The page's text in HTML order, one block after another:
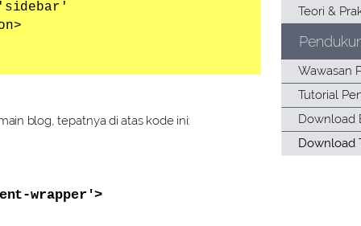
blog, tepatnya di atas kode ini:
wrapper'>